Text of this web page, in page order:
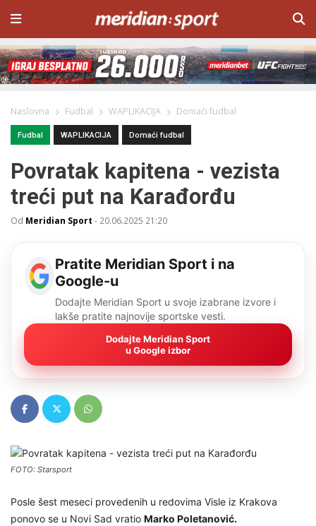
Naslovna Fudbal WAPLIKACIJA Domaći fudbal
Fudbal WAPLIKACIJA Domaći fudbal
Povratak kapitena - vezista
treći put na Karađorđu
Od Meridian Sport - 20.06.2025 21:20
Pratite Meridian Sport i na
Google-u
Dodajte Meridian Sport u svoje izabrane izvore i
lakše pratite najnovije sportske vesti.
Dodajte Meridian Sport
u Google izbor
FOTO: Starsport
Posle šest meseci provedenih u redovima Visle iz Krakova
ponovo se u Novi Sad vratio Marko Poletanović.